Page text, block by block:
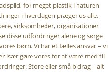
for meget plastik i naturen
i hverdagen præger os alle.
virksomheder, organisationer
disse udfordringer alene og sørge
børn. Vi har et fælles ansvar – vi
især gøre vores for at være med til
Store eller små bidrag – alt